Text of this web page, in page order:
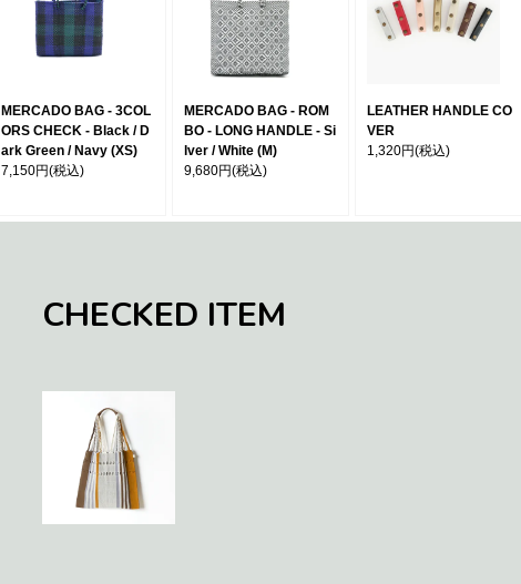
MERCADO BAG - 3COL
ORS CHECK - Black / D
ark Green / Navy (XS)
7,150円(税込)
MERCADO BAG - ROM
BO - LONG HANDLE - Si
lver / White (M)
9,680円(税込)
LEATHER HANDLE CO
VER
1,320円(税込)
CHECKED ITEM